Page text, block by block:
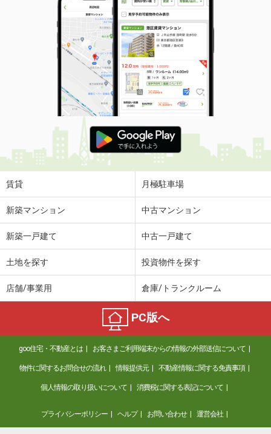
賃貸 月極駐車場
新築マンション 中古マンション
新築一戸建て 中古一戸建て
土地を探す 投資物件を探す
店舗/事業用 倉庫/トランクルーム
PC版へ
goo住宅・不動産とは お客さまご利用端末からの情報の外部送信について
物件に関するお問合せの流れ 情報提供元 不動産情報に関する免責事項
個人情報の取り扱いについて 消費税に関する表記について
プライバシーポリシー ヘルプ お問い合わせ 運営会社